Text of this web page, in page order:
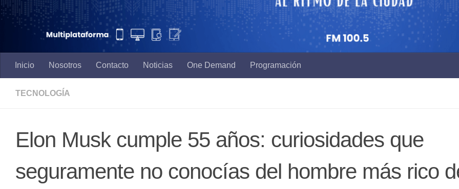
Inicio Nosotros Contacto Noticias One Demand Programación
TECNOLOGÍA
Elon Musk cumple 55 años: curiosidades que
seguramente no conocías del hombre más rico